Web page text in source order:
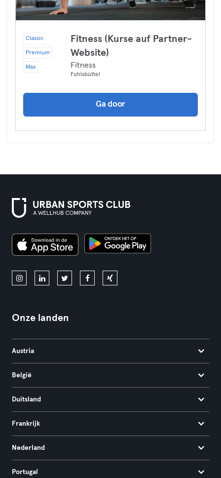
Classic
Premium
Max
Fitness (Kurse auf Partner-
Website)
Fitness
Fuhlsbüttel
Ga door
Onze landen
Austria
België
Duitsland
Frankrijk
Nederland
Portugal